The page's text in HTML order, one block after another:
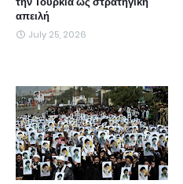
απειλή
July 25, 2026